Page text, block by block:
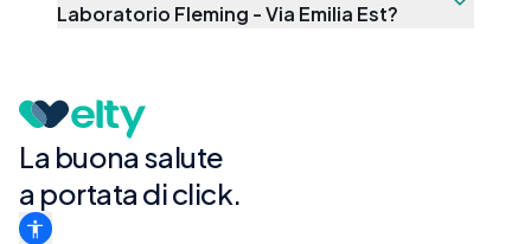
Laboratorio Fleming - Via Emilia Est?
La buona salute
a portata di click.